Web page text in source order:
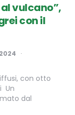
vulcano”,
con il
con otto
Un
dal